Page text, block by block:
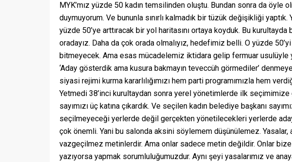
MYK’mız yüzde 50 kadın temsilinden oluştu. Bundan sonra da öyle
duymuyorum. Ve bununla sınırlı kalmadık bir tüzük değişikliği
yüzde 50’ye arttıracak bir yol haritasını ortaya koyduk. Bu
oradayız. Daha da çok orada olmalıyız, hedefimiz belli. O yüzde
bitmeyecek. Ama esas mücadelemiz iktidara gelip fermuar usulüyle
‘Aday gösterdik ama kusura bakmayın teveccüh görmediler’
siyasi rejimi kurma kararlılığımızı hem parti programımızla hem
Yetmedi 38’inci kurultaydan sonra yerel yönetimlerde ilk
sayımızı üç katına çıkardık. Ve seçilen kadın belediye başkanı
seçilmeyeceği yerlerde değil gerçekten yönetilecekleri yerlerde
çok önemli. Yani bu salonda aksini söylemem düşünülemez.
vazgeçilmez metinlerdir. Ama onlar sadece metin değildir. Onlar
yazıyorsa yapmak sorumluluğumuzdur. Aynı şeyi yasalarımız ve